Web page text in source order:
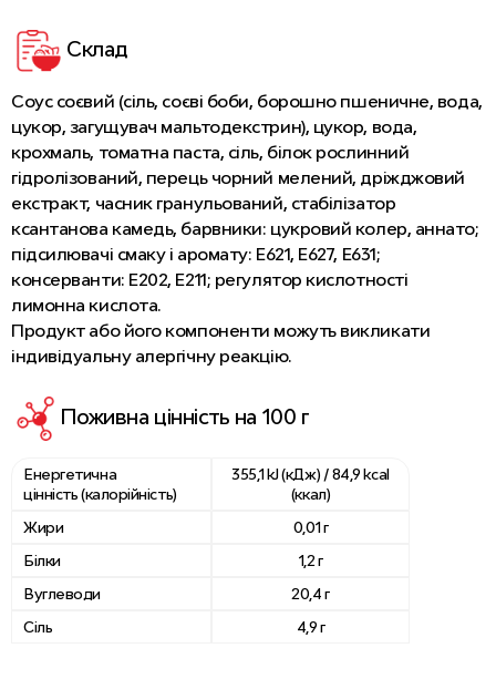
Склад
Соус соєвий (сіль, соєві боби, борошно пшеничне, вода,
цукор, загущувач мальтодекстрин), цукор, вода,
крохмаль, томатна паста, сіль, білок рослинний
гідролізований, перець чорний мелений, дріжджовий
екстракт, часник гранульований, стабілізатор
ксантанова камедь, барвники: цукровий колер, аннато;
підсилювачі смаку і аромату: Е621, Е627, Е631;
консерванти: Е202, Е211; регулятор кислотності
лимонна кислота.
Продукт або його компоненти можуть викликати
індивідуальну алергічну реакцію.
Поживна цінність на 100 г
Енергетична
цінність (калорійність)
355,1 kJ (кДж) / 84,9 kcal
(ккал)
Жири
0,01 г
Білки
1,2 г
Вуглеводи
20,4 г
Сіль
4,9 г